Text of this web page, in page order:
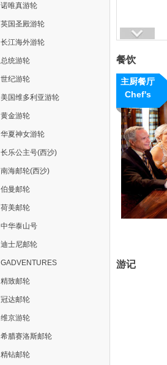
诺唯真游轮
英国圣殿游轮
长江海外游轮
总统游轮
世纪游轮
美国维多利亚游轮
黄金游轮
华夏神女游轮
长乐公主号(西沙)
南海邮轮(西沙)
伯曼邮轮
荷美邮轮
中华泰山号
迪士尼邮轮
GADVENTURES
精致邮轮
冠达邮轮
维京游轮
希腊赛洛斯邮轮
精钻邮轮
餐饮
主厨餐厅
Chef's
Table
游记